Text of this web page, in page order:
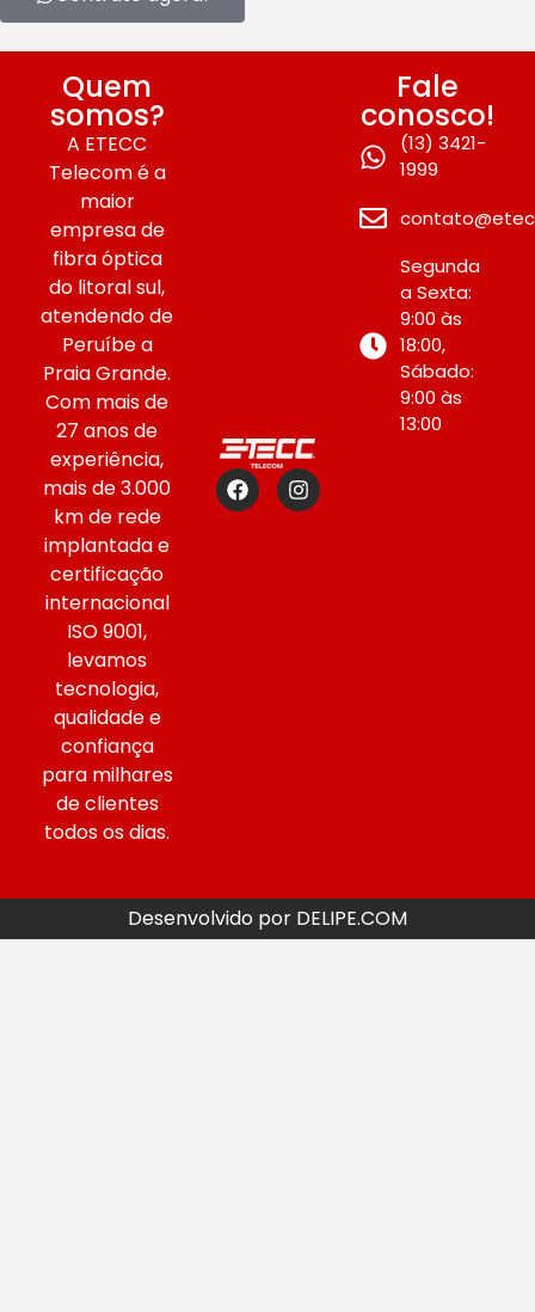
Quem
somos?
A ETECC
Telecom é a
maior
empresa de
fibra óptica
do litoral sul,
atendendo de
Peruíbe a
Praia Grande.
Com mais de
27 anos de
experiência,
mais de 3.000
km de rede
implantada e
certificação
internacional
ISO 9001,
levamos
tecnologia,
qualidade e
confiança
para milhares
de clientes
todos os dias.
Fale
conosco!
(13) 3421-
1999
Segunda
a Sexta:
9:00 às
18:00,
Sábado:
9:00 às
13:00
Desenvolvido por DELIPE.COM